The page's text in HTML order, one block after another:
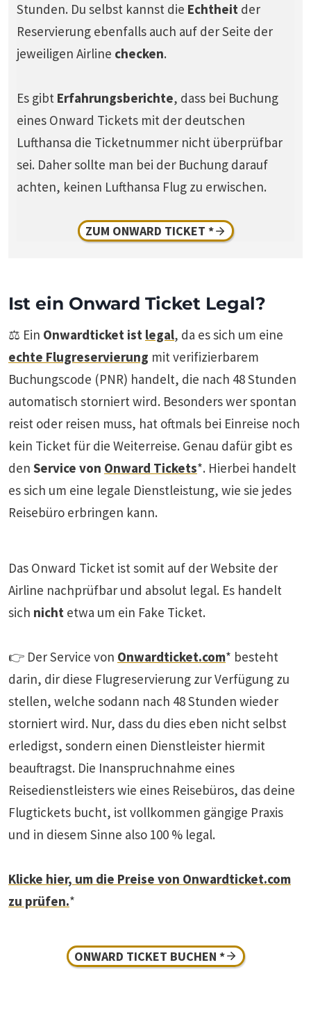
Stunden. Du selbst kannst die Echtheit der
Reservierung ebenfalls auch auf der Seite der
jeweiligen Airline checken.
Es gibt Erfahrungsberichte, dass bei Buchung
eines Onward Tickets mit der deutschen
Lufthansa die Ticketnummer nicht überprüfbar
sei. Daher sollte man bei der Buchung darauf
achten, keinen Lufthansa Flug zu erwischen.
ZUM ONWARD TICKET *
Ist ein Onward Ticket Legal?
⚖️ Ein Onwardticket ist legal, da es sich um eine
echte Flugreservierung mit verifizierbarem
Buchungscode (PNR) handelt, die nach 48 Stunden
automatisch storniert wird. Besonders wer spontan
reist oder reisen muss, hat oftmals bei Einreise noch
kein Ticket für die Weiterreise. Genau dafür gibt es
den Service von Onward Tickets*. Hierbei handelt
es sich um eine legale Dienstleistung, wie sie jedes
Reisebüro erbringen kann.
Das Onward Ticket ist somit auf der Website der
Airline nachprüfbar und absolut legal. Es handelt
sich nicht etwa um ein Fake Ticket.
👉 Der Service von Onwardticket.com* besteht
darin, dir diese Flugreservierung zur Verfügung zu
stellen, welche sodann nach 48 Stunden wieder
storniert wird. Nur, dass du dies eben nicht selbst
erledigst, sondern einen Dienstleister hiermit
beauftragst. Die Inanspruchnahme eines
Reisedienstleisters wie eines Reisebüros, das deine
Flugtickets bucht, ist vollkommen gängige Praxis
und in diesem Sinne also 100 % legal.
Klicke hier, um die Preise von Onwardticket.com
zu prüfen.*
ONWARD TICKET BUCHEN *